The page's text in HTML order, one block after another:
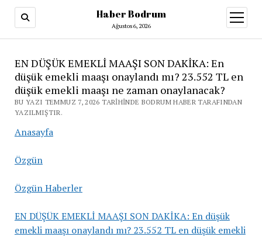
Haber Bodrum
Ağustos 6, 2026
aç
EN DÜŞÜK EMEKLİ MAAŞI SON DAKİKA: En
düşük emekli maaşı onaylandı mı? 23.552 TL en
düşük emekli maaşı ne zaman onaylanacak?
BU YAZI TEMMUZ 7, 2026 TARIHINDE BODRUM HABER TARAFINDAN
YAZILMIŞTIR.
Anasayfa
Özgün
Özgün Haberler
EN DÜŞÜK EMEKLİ MAAŞI SON DAKİKA: En düşük
emekli maaşı onaylandı mı? 23.552 TL en düşük emekli